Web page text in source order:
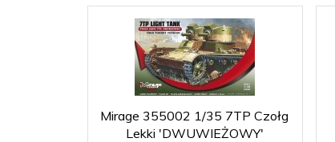
Mirage 355002 1/35 7TP Czołg
Lekki 'DWUWIEŻOWY'